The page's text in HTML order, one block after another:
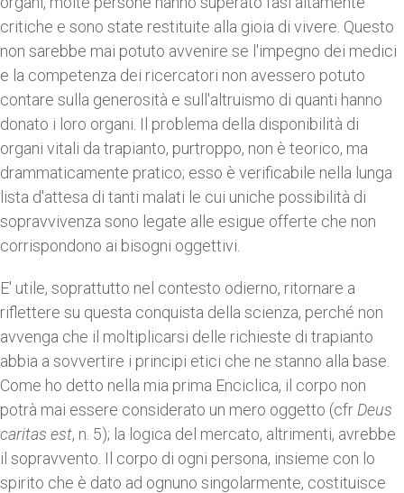
critiche e sono state restituite alla gioia di vivere. Questo
non sarebbe mai potuto avvenire se l'impegno dei medici
e la competenza dei ricercatori non avessero potuto
contare sulla generosità e sull'altruismo di quanti hanno
donato i loro organi. Il problema della disponibilità di
organi vitali da trapianto, purtroppo, non è teorico, ma
drammaticamente pratico; esso è verificabile nella lunga
lista d'attesa di tanti malati le cui uniche possibilità di
sopravvivenza sono legate alle esigue offerte che non
corrispondono ai bisogni oggettivi.
E' utile, soprattutto nel contesto odierno, ritornare a
riflettere su questa conquista della scienza, perché non
avvenga che il moltiplicarsi delle richieste di trapianto
abbia a sovvertire i principi etici che ne stanno alla base.
Come ho detto nella mia prima Enciclica, il corpo non
potrà mai essere considerato un mero oggetto (cfr Deus
caritas est, n. 5); la logica del mercato, altrimenti, avrebbe
il sopravvento. Il corpo di ogni persona, insieme con lo
spirito che è dato ad ognuno singolarmente, costituisce